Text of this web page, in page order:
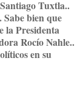
Tuxtla..
bien que
la Presidenta
Rocío Nahle..
en su